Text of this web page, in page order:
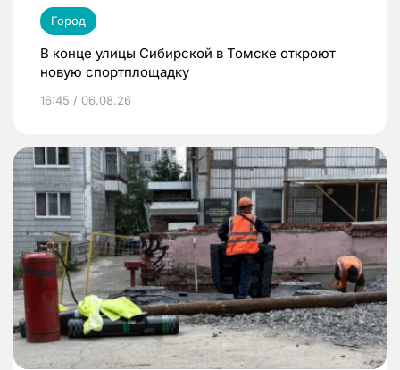
Город
В конце улицы Сибирской в Томске откроют
новую спортплощадку
16:45 / 06.08.26